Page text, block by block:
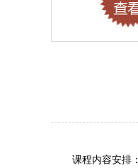
课程内容安排：